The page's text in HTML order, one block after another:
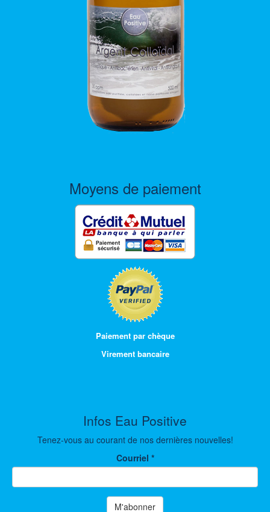
Moyens de paiement
Paiement par chèque
Virement bancaire
Infos Eau Positive
Tenez-vous au courant de nos dernières nouvelles!
Courriel *
M'abonner